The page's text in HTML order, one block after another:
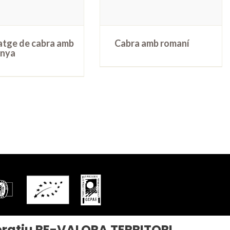
de cabra amb
Cabra amb romaní